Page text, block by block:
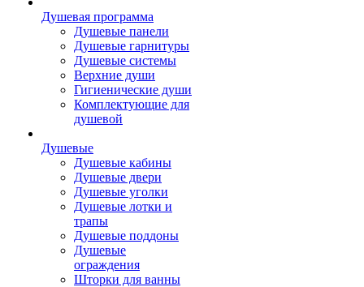
Душевая программа
Душевые панели
Душевые гарнитуры
Душевые системы
Верхние души
Гигиенические души
Комплектующие для
душевой
Душевые
Душевые кабины
Душевые двери
Душевые уголки
Душевые лотки и
трапы
Душевые поддоны
Душевые
ограждения
Шторки для ванны